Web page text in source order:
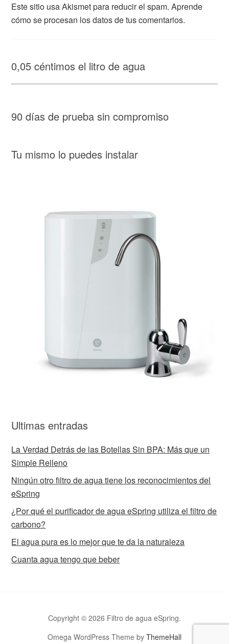
Este sitio usa Akismet para reducir el spam.Aprende
cómo se procesan los datos de tus comentarios.
0,05 céntimos el litro de agua
90 días de prueba sin compromiso
Tu mismo lo puedes instalar
Ultimas entradas
La Verdad Detrás de las Botellas Sin BPA: Más que un
Simple Relleno
Ningún otro filtro de agua tiene los reconocimientos del
eSpring
¿Por qué el purificador de agua eSpring utiliza el filtro de
carbono?
El agua pura es lo mejor que te da la naturaleza
Cuanta agua tengo que beber
Copyright © 2026 Filtro de agua eSpring.
Omega WordPress Theme by ThemeHall